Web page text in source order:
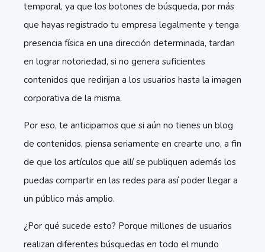
temporal, ya que los botones de búsqueda, por más
que hayas registrado tu empresa legalmente y tenga
presencia física en una dirección determinada, tardan
en lograr notoriedad, si no genera suficientes
contenidos que redirijan a los usuarios hasta la imagen
corporativa de la misma.
Por eso, te anticipamos que si aún no tienes un blog
de contenidos, piensa seriamente en crearte uno, a fin
de que los artículos que allí se publiquen además los
puedas compartir en las redes para así poder llegar a
un público más amplio.
¿Por qué sucede esto? Porque millones de usuarios
realizan diferentes búsquedas en todo el mundo